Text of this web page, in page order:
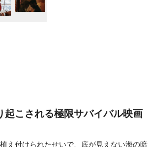
こされる極限サバイバル映画
え付けられたせいで、底が見えない海の暗